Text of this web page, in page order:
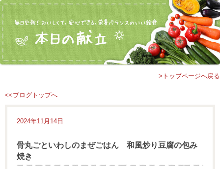
>トップページへ戻る
<<ブログトップへ
2024年11月14日
骨丸ごといわしのまぜごはん 和風炒り豆腐の包み
焼き